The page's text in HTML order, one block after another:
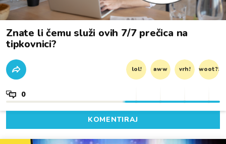
Znate li čemu služi ovih 7/7 prečica na
tipkovnici?
lol! aww vrh! woot?!
0
KOMENTIRAJ